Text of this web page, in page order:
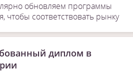
обновляем программы
чтобы соответствовать рынку
диплом в